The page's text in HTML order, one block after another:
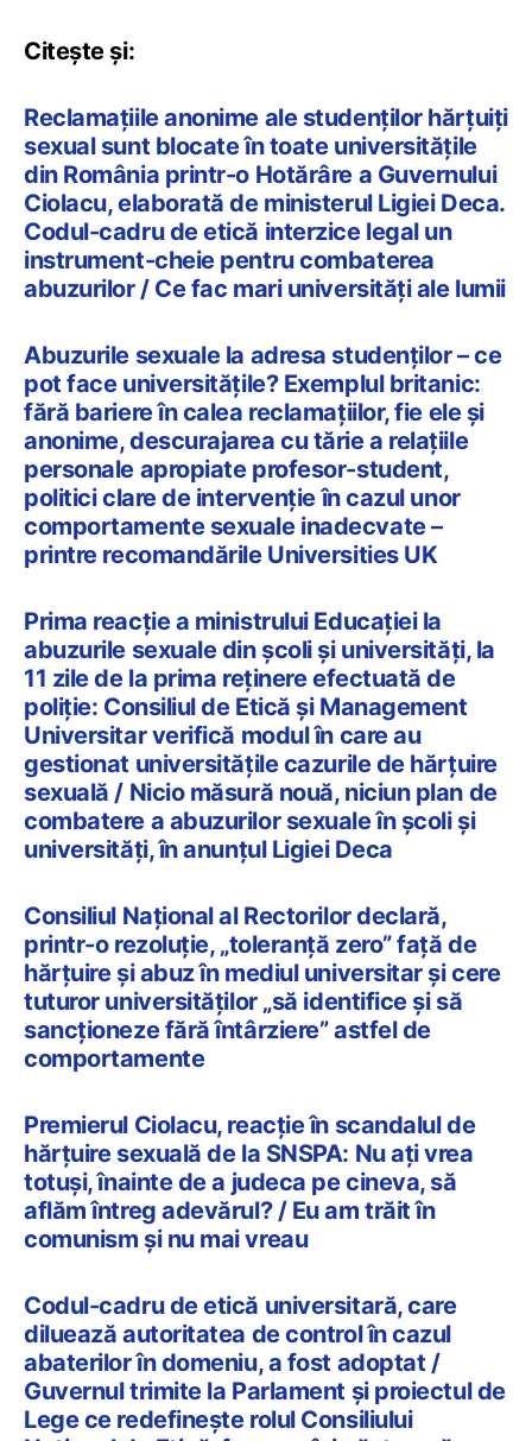
Citește și:
Reclamațiile anonime ale studenților hărțuiți
sexual sunt blocate în toate universitățile
din România printr-o Hotărâre a Guvernului
Ciolacu, elaborată de ministerul Ligiei Deca.
Codul-cadru de etică interzice legal un
instrument-cheie pentru combaterea
abuzurilor / Ce fac mari universități ale lumii
Abuzurile sexuale la adresa studenților – ce
pot face universitățile? Exemplul britanic:
fără bariere în calea reclamațiilor, fie ele și
anonime, descurajarea cu tărie a relațiile
personale apropiate profesor-student,
politici clare de intervenție în cazul unor
comportamente sexuale inadecvate –
printre recomandările Universities UK
Prima reacție a ministrului Educației la
abuzurile sexuale din școli și universități, la
11 zile de la prima reținere efectuată de
poliție: Consiliul de Etică și Management
Universitar verifică modul în care au
gestionat universitățile cazurile de hărțuire
sexuală / Nicio măsură nouă, niciun plan de
combatere a abuzurilor sexuale în școli și
universități, în anunțul Ligiei Deca
Consiliul Național al Rectorilor declară,
printr-o rezoluție, „toleranță zero” față de
hărțuire și abuz în mediul universitar și cere
tuturor universităților „să identifice și să
sancționeze fără întârziere” astfel de
comportamente
Premierul Ciolacu, reacție în scandalul de
hărțuire sexuală de la SNSPA: Nu ați vrea
totuși, înainte de a judeca pe cineva, să
aflăm întreg adevărul? / Eu am trăit în
comunism și nu mai vreau
Codul-cadru de etică universitară, care
diluează autoritatea de control în cazul
abaterilor în domeniu, a fost adoptat /
Guvernul trimite la Parlament și proiectul de
Lege ce redefinește rolul Consiliului